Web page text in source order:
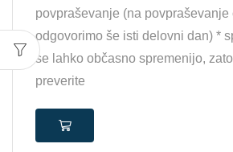
povpraševanje (na povpraševanje
odgovorimo še isti delovni dan) *
se lahko občasno spremenijo,
preverite